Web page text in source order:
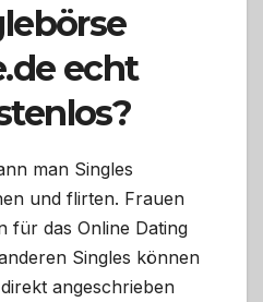
echt
man Singles
und flirten. Frauen
für das Online Dating
Singles können
angeschrieben